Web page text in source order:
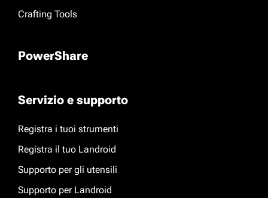
Crafting Tools
PowerShare
Servizio e supporto
Registra i tuoi strumenti
Registra il tuo Landroid
Supporto per gli utensili
Supporto per Landroid